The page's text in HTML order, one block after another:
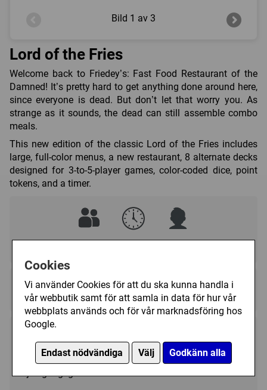
Cookies
Vi använder Cookies för att du ska kunna handla i
vår webbutik samt för att samla in data för hur vår
webbplats används och för vår marknadsföring hos
Google.
Endast nödvändiga Välj Godkänn alla
Bild 1 av 3
Lord of the Fries
Welcome back to Friedey’s: Fast Food Restaurant of the
Damned! It’s pretty hard to get anything done around here,
since everyone is dead. But don’t let that worry you. As
strange as it sounds, the dead can still assemble combo
meals.
This new edition of the classic Lord of the Fries includes
large, full-color menus, a new restaurant, 8 alternate decks
designed for 3-to-5-player games, color-coded dice, point
tokens, and a timer.
Regelspråk:
★★★★★★★★★★
★★★★★★★★★★
249 kr Utgått
Ej tillgänglig